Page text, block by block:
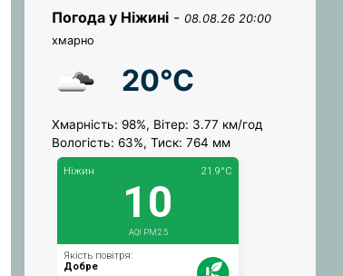
Погода у Ніжині - 08.08.26 20:00
хмарно
20°C
Хмарність: 98%, Вітер: 3.77 км/год
Вологість: 63%, Тиск: 764 мм